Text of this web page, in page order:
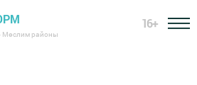
Мөслим районы
16+